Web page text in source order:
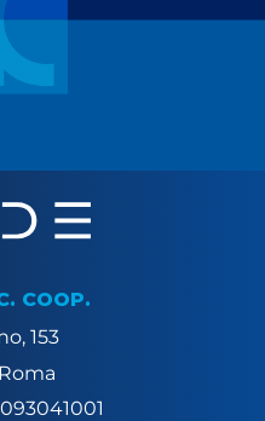
COOP.
153